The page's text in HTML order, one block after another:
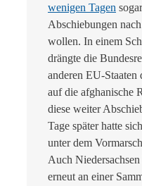
wenigen Tagen
Abschiebungen
wollen. In einem
drängte die
anderen EU-
auf die afghanische
diese weiter
Tage später hatte
unter dem
Auch
erneut an einer